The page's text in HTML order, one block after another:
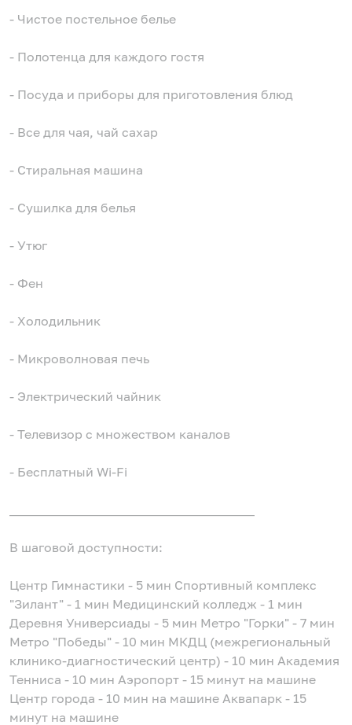
- Чистое постельное белье
- Полотенца для каждого гостя
- Посуда и приборы для приготовления блюд
- Все для чая, чай сахар
- Стиральная машина
- Сушилка для белья
- Утюг
- Фен
- Холодильник
- Микроволновая печь
- Электрический чайник
- Телевизор с множеством каналов
- Бесплатный Wi-Fi
В шаговой доступности:
Центр Гимнастики - 5 мин Спортивный комплекс
"Зилант" - 1 мин Медицинский колледж - 1 мин
Деревня Универсиады - 5 мин Метро "Горки" - 7 мин
Метро "Победы" - 10 мин МКДЦ (межрегиональный
клинико-диагностический центр) - 10 мин Академия
Тенниса - 10 мин Аэропорт - 15 минут на машине
Центр города - 10 мин на машине Аквапарк - 15
минут на машине